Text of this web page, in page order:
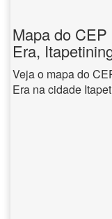
Mapa do
Era,
Veja o mapa do
Era na cidade